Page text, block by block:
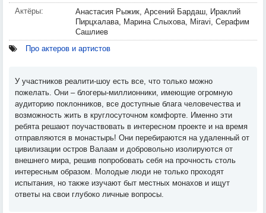
Актёры:
Анастасия Рыжик, Арсений Бардаш, Ираклий
Пирцхалава, Марина Слыхова, Miravi, Серафим
Сашлиев
Про актеров и артистов
У участников реалити-шоу есть все, что только можно
пожелать. Они – блогеры-миллионники, имеющие огромную
аудиторию поклонников, все доступные блага человечества и
возможность жить в круглосуточном комфорте. Именно эти
ребята решают поучаствовать в интересном проекте и на время
отправляются в монастырь! Они перебираются на удаленный от
цивилизации остров Валаам и добровольно изолируются от
внешнего мира, решив попробовать себя на прочность столь
интересным образом. Молодые люди не только проходят
испытания, но также изучают быт местных монахов и ищут
ответы на свои глубоко личные вопросы.